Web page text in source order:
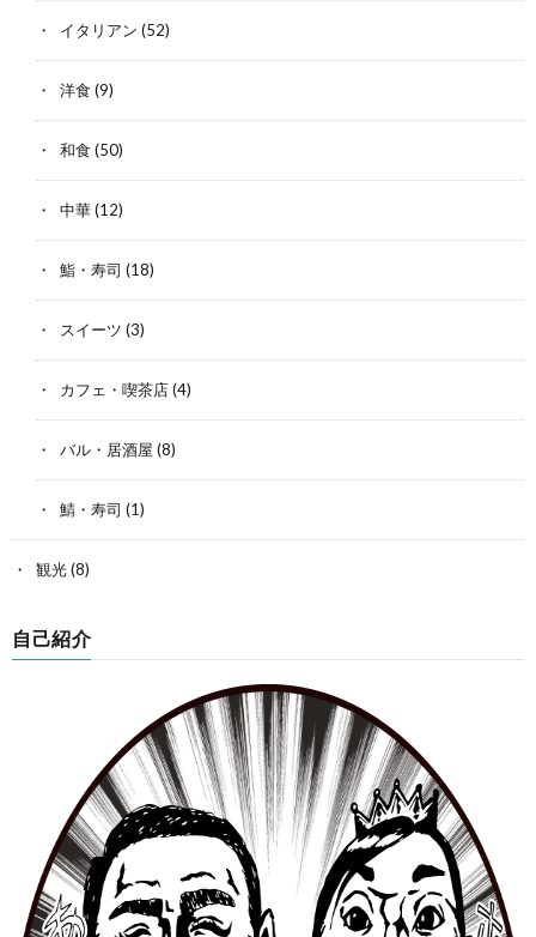
イタリアン (52)
洋食 (9)
和食 (50)
中華(12)
鮨・寿司 (18)
スイーツ (3)
カフェ・喫茶店(4)
バル・居酒屋 (8)
鯖・寿司 (1)
観光(8)
自己紹介